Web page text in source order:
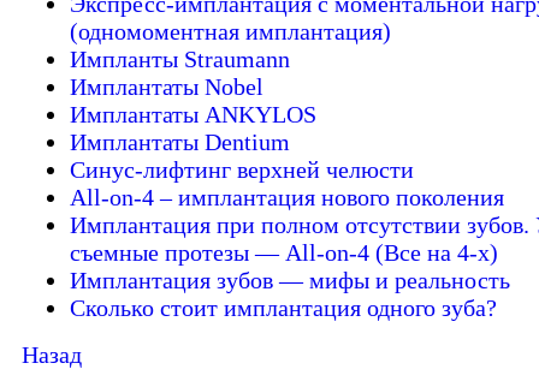
(одномоментная имплантация)
Импланты Straumann
Имплантаты Nobel
Имплантаты ANKYLOS
Имплантаты Dentium
Синус-лифтинг верхней челюсти
All-on-4 – имплантация нового поколения
Имплантация при полном отсутствии зубов.
съемные протезы — All-on-4 (Все на 4-х)
Имплантация зубов — мифы и реальность
Сколько стоит имплантация одного зуба?
Назад